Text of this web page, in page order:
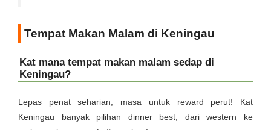
Tempat Makan Malam di Keningau
Kat mana tempat makan malam sedap di
Keningau?
Lepas penat seharian, masa untuk reward perut! Kat
Keningau banyak pilihan dinner best, dari western ke